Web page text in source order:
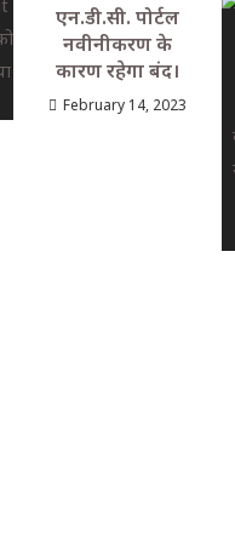
एन.डी.सी. पोर्टल
नवीनीकरण के
कारण रहेगा बंद।
February 14, 2023